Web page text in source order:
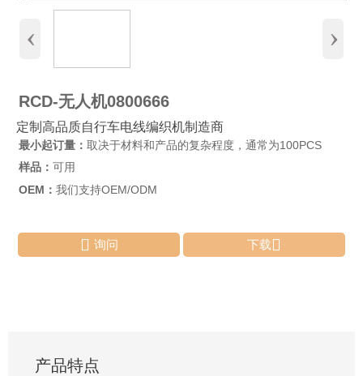
‹ ›
RCD-无人机0800666
定制高品质自行车电线编织机制造商
最小起订量： 取决于材料和产品的复杂程度，通常为100PCS
样品： 可用
OEM： 我们支持OEM/ODM
 询问 下载
产品特点